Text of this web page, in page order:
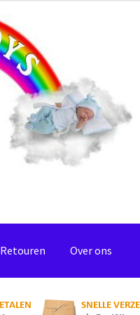
Retouren Over ons